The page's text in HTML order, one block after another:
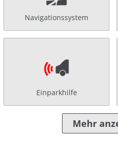
Navigationssystem
Einparkhilfe
Mehr